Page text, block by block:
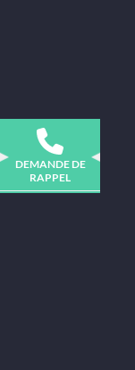
DEMANDE DE
RAPPEL